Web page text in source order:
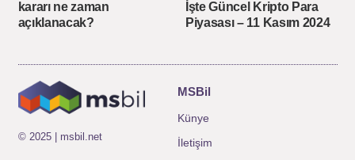
kararı ne zaman
açıklanacak?
İşte Güncel Kripto Para
Piyasası – 11 Kasım 2024
© 2025 | msbil.net
MSBil
Künye
İletişim